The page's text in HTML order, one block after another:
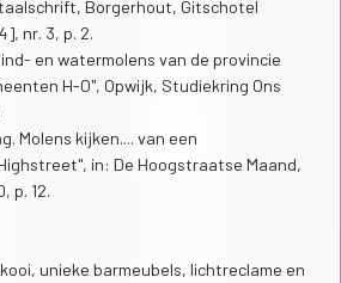
Borgerhout, Gitschotel
nr. 3, p. 2.
en watermolens van de provincie
H-O", Opwijk, Studiekring Ons
Molens kijken.... van een
in: De Hoogstraatse Maand,
p. 12.
unieke barmeubels, lichtreclame en